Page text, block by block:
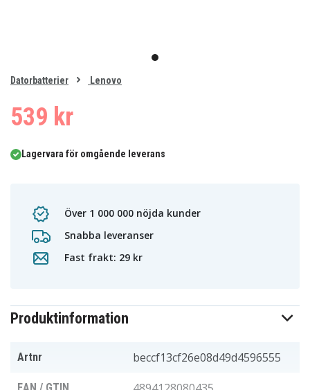
item
of
Datorbatterier Lenovo
539 kr
Lagervara för omgående leverans
Över 1 000 000 nöjda kunder
Snabba leveranser
Fast frakt: 29 kr
Produktinformation
Artnr beccf13cf26e08d49d4596555